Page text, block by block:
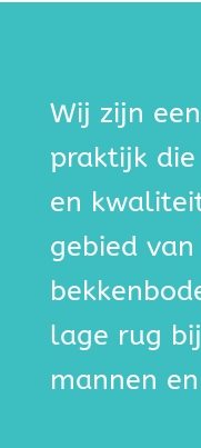
Wij zijn
praktijk
en
gebied
lage rug
mannen